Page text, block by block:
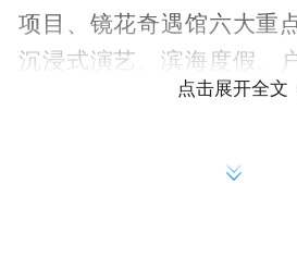
项目、镜花奇遇馆六大重
沉浸式演艺、滨海度假、
济、研学康养等新业态，
展夯实项目支撑。在启动
宾共同点亮节庆专属标识
点击展开全文